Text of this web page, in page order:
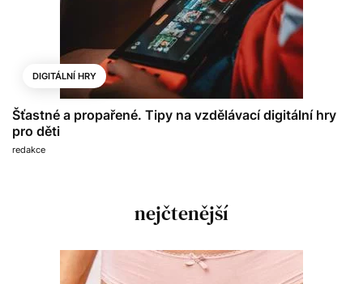
DIGITÁLNÍ HRY
Šťastné a propařené. Tipy na vzdělávací digitální hry
pro děti
redakce
nejčtenější